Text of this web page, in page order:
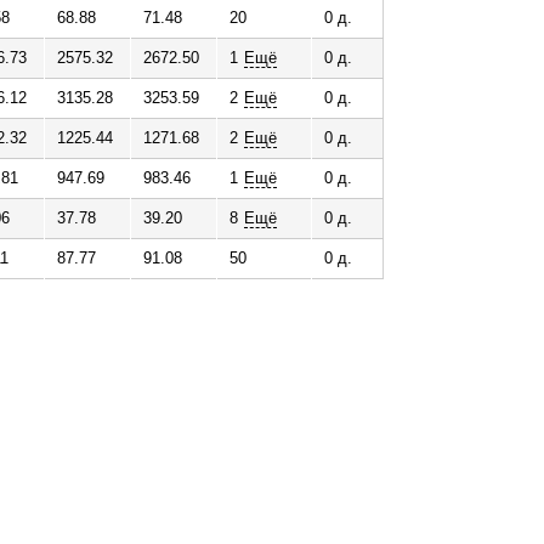
о
г
о
в
68.88 71.48 20 0 д.
2575.32 2672.50 1 Ещё 0 д.
3135.28 3253.59 2 Ещё 0 д.
1225.44 1271.68 2 Ещё 0 д.
947.69 983.46 1 Ещё 0 д.
37.78 39.20 8 Ещё 0 д.
87.77 91.08 50 0 д.